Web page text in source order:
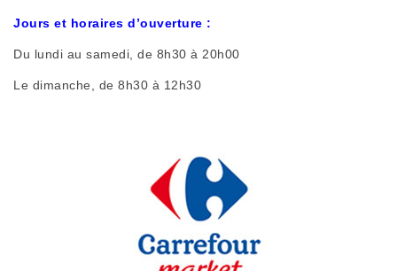
Jours et horaires d’ouverture :
Du lundi au samedi, de 8h30 à 20h00
Le dimanche, de 8h30 à 12h30